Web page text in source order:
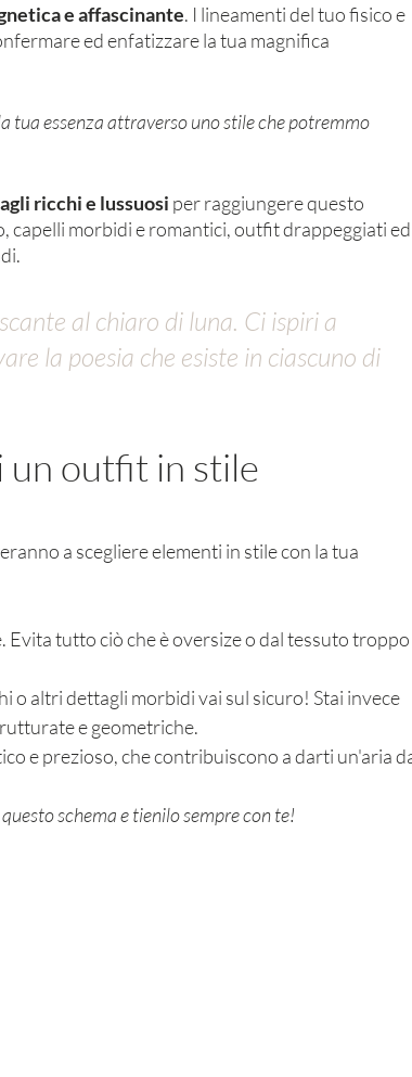
e affascinante. I lineamenti del tuo fisico e
ed enfatizzare la tua magnifica
tua essenza attraverso uno stile che potremmo
ricchi e lussuosi per raggiungere questo
capelli morbidi e romantici, outfit drappeggiati ed
al chiaro di luna. Ci ispiri a
la poesia che esiste in ciascuno di
outfit in stile
a scegliere elementi in stile con la tua
Evita tutto ciò che è oversize o dal tessuto troppo
o altri dettagli morbidi vai sul sicuro! Stai invece
e geometriche.
e prezioso, che contribuiscono a darti un'aria
schema e tienilo sempre con te!